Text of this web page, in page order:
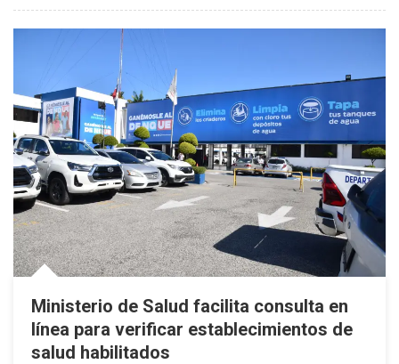
Alertan
Pediatras
Ministerio de Salud facilita consulta en
línea para verificar establecimientos de
salud habilitados